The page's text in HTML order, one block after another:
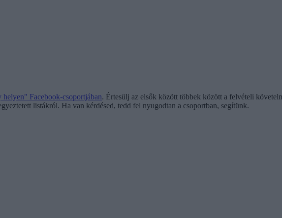
Facebook-csoportjában. Értesülj az elsők között többek között a felvételi
listákról. Ha van kérdésed, tedd fel nyugodtan a csoportban, segítünk.